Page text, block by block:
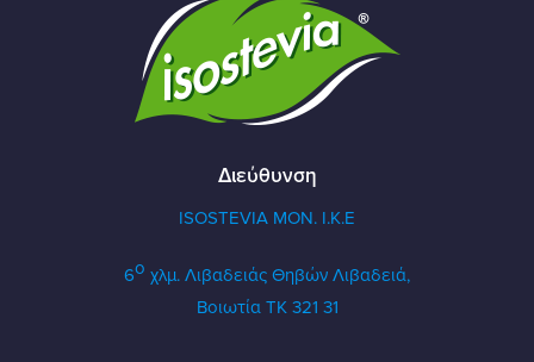
Διεύθυνση
ISOSTEVIA MON. Ι.Κ.Ε
6ο χλμ. Λιβαδειάς Θηβών Λιβαδειά,
Βοιωτία ΤΚ 321 31